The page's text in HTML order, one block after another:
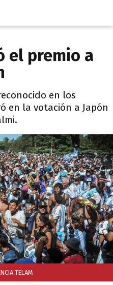
el premio a
en los
en la votación a Japón
TELAM